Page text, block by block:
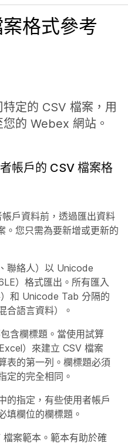
格式參考
定的 CSV 檔案，用
的 Webex 網站。
帳戶的 CSV 檔案格
戶資料前，透過匯出資料
。您只需為要新增或更新的
聯絡人）以 Unicode
）格式匯出。所有匯入
和 Unicode Tab 分隔的
合語言資料）。
含欄標題。當使用試算
）來建立 CSV 檔案
表的第一列。欄標題必須
定的完全相同。
的指定，有些使用者帳戶
填欄位的欄標題。
案範本。範本有助於確